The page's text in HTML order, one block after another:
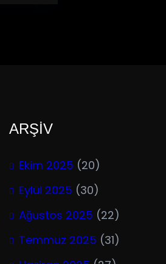
ARŞİV
Ekim 2025 (20)
Eylül 2025 (30)
Ağustos 2025 (22)
Temmuz 2025 (31)